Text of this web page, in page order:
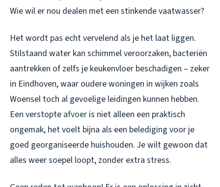
Wie wil er nou dealen met een stinkende vaatwasser?
Het wordt pas echt vervelend als je het laat liggen.
Stilstaand water kan schimmel veroorzaken, bacteriën
aantrekken of zelfs je keukenvloer beschadigen – zeker
in Eindhoven, waar oudere woningen in wijken zoals
Woensel toch al gevoelige leidingen kunnen hebben.
Een verstopte afvoer is niet alleen een praktisch
ongemak, het voelt bijna als een belediging voor je
goed georganiseerde huishouden. Je wilt gewoon dat
alles weer soepel loopt, zonder extra stress.